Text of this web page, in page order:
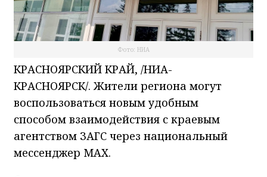
Фото: НИА
КРАСНОЯРСКИЙ КРАЙ, /НИА-
КРАСНОЯРСК/. Жители региона могут
воспользоваться новым удобным
способом взаимодействия с краевым
агентством ЗАГС через национальный
мессенджер MAX.